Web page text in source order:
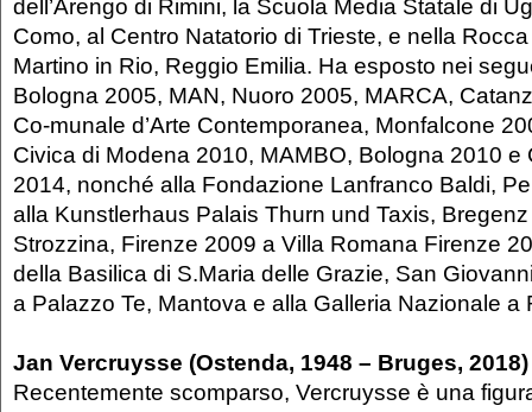
dell’Arengo di Rimini, la Scuola Media Statale di
Como, al Centro Natatorio di Trieste, e nella
Martino in Rio, Reggio Emilia. Ha esposto nei
Bologna 2005, MAN, Nuoro 2005, MARCA,
Co-munale d’Arte Contemporanea, Monfalcone
Civica di Modena 2010, MAMBO, Bologna 2010 e
2014, nonché alla Fondazione Lanfranco Baldi,
alla Kunstlerhaus Palais Thurn und Taxis,
Strozzina, Firenze 2009 a Villa Romana Firenze
della Basilica di S.Maria delle Grazie, San
a Palazzo Te, Mantova e alla Galleria Nazionale a
Jan Vercruysse (Ostenda, 1948 – Bruges, 2018)
Recentemente scomparso, Vercruysse è una